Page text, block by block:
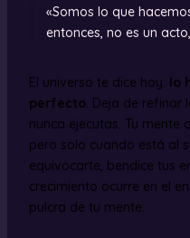
«Somos lo que
entonces, no es un
El universo te dice hoy: lo
perfecto. Deja de refinar
nunca ejecutas. Tu mente
pero solo cuando está al
equivocarte, bendice tus
crecimiento ocurre en el
pulcra de tu mente.